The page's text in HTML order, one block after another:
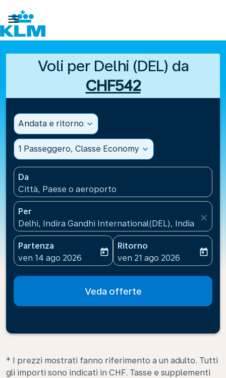

Voli per Delhi (DEL) da
CHF542
Andata e ritorno expand_more
1 Passeggero, Classe Economy expand_more
Da
Città, Paese o aeroporto
Per
Delhi, Indira Gandhi International(DEL), India
close
Partenza
fc-booking-departure-date-aria-label
ven 14 ago 2026
today
Ritorno
fc-booking-return-date-
ven 21 ago 2026
today
Veda offerte
* I prezzi mostrati fanno riferimento a un adulto. Tutti
gli importi sono indicati in CHF. Tasse e supplementi